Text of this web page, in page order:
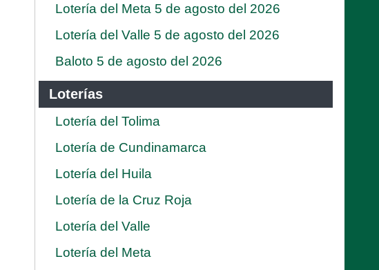
Lotería del Meta 5 de agosto del 2026
Lotería del Valle 5 de agosto del 2026
Baloto 5 de agosto del 2026
Loterías
Lotería del Tolima
Lotería de Cundinamarca
Lotería del Huila
Lotería de la Cruz Roja
Lotería del Valle
Lotería del Meta